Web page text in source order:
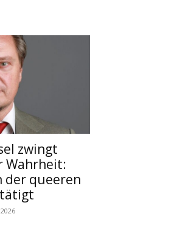
zwingt
Wahrheit:
der queeren